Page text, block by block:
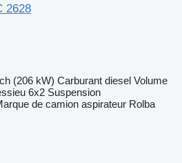
2628
(206 kW) Carburant diesel Volume
6x2 Suspension
de camion aspirateur Rolba